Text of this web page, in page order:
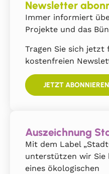
Newsletter
Immer informiert
Projekte und das
Tragen Sie sich jetzt
kostenfreien
JETZT ABONNIEREN
Auszeichnung
Mit dem Label
unterstützen wir Sie
eines ökologischen